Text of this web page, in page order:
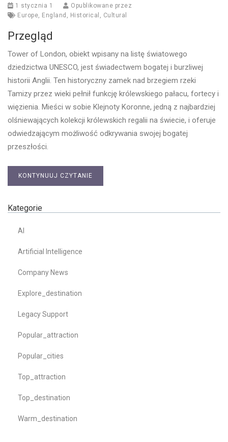
1 stycznia 1
Opublikowane przez
Europe England Historical Cultural
Przegląd
Tower of London, obiekt wpisany na listę światowego
dziedzictwa UNESCO, jest świadectwem bogatej i burzliwej
historii Anglii. Ten historyczny zamek nad brzegiem rzeki
Tamizy przez wieki pełnił funkcję królewskiego pałacu, fortecy i
więzienia. Mieści w sobie Klejnoty Koronne, jedną z najbardziej
olśniewających kolekcji królewskich regalii na świecie, i oferuje
odwiedzającym możliwość odkrywania swojej bogatej
przeszłości.
KONTYNUUJ CZYTANIE
Kategorie
AI
Artificial Intelligence
Company News
Explore_destination
Legacy Support
Popular_attraction
Popular_cities
Top_attraction
Top_destination
Warm_destination